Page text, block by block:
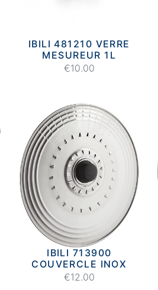
IBILI 481210 VERRE
MESUREUR 1L
€10.00
IBILI 713900
COUVERCLE INOX
€12.00